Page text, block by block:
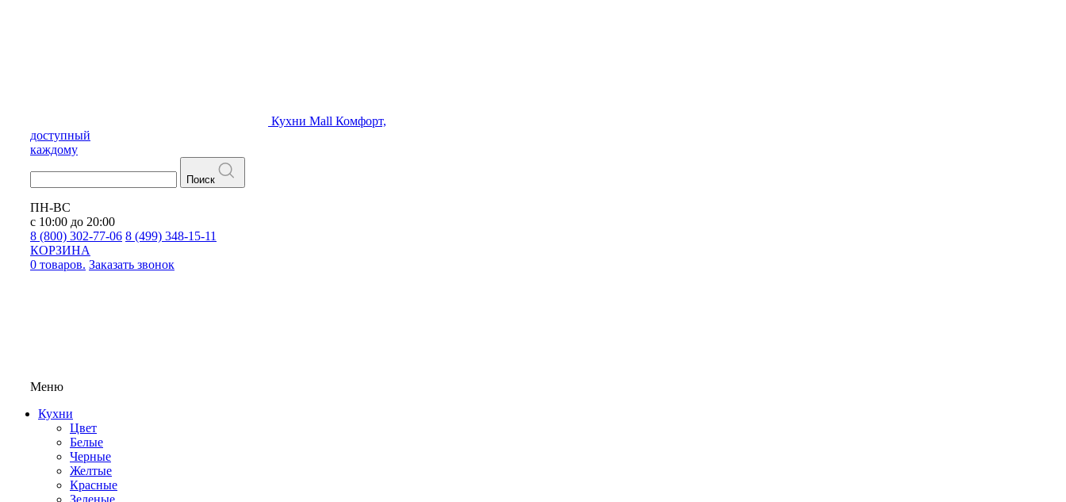
Кухни Mall Комфорт,
доступный
каждому
Поиск
ПН-ВС
с 10:00 до 20:00
8 (800) 302-77-06 8 (499) 348-15-11
КОРЗИНА
0 товаров. Заказать звонок
Меню
Кухни
Цвет
Белые
Черные
Желтые
Красные
Зеленые